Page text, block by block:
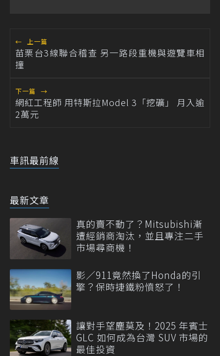
← 上一篇
苗栗台3線聯合稽查 另一路段重機與遊覽車相
撞
下一篇 →
網紅工程師 用特斯拉Model 3「挖礦」 月入逾
2萬元
車訊最前線
最新文章
真的賣不動了？Mitsubishi漸
遭經銷商淘汰，並且專注二手
市場尋商機！
影／911竟然換了Honda的引
擎？保時捷鐵粉憤怒了！
讓對手望塵莫及！2025 年賓士
GLC 如何成為台灣 SUV 市場的
最佳投資